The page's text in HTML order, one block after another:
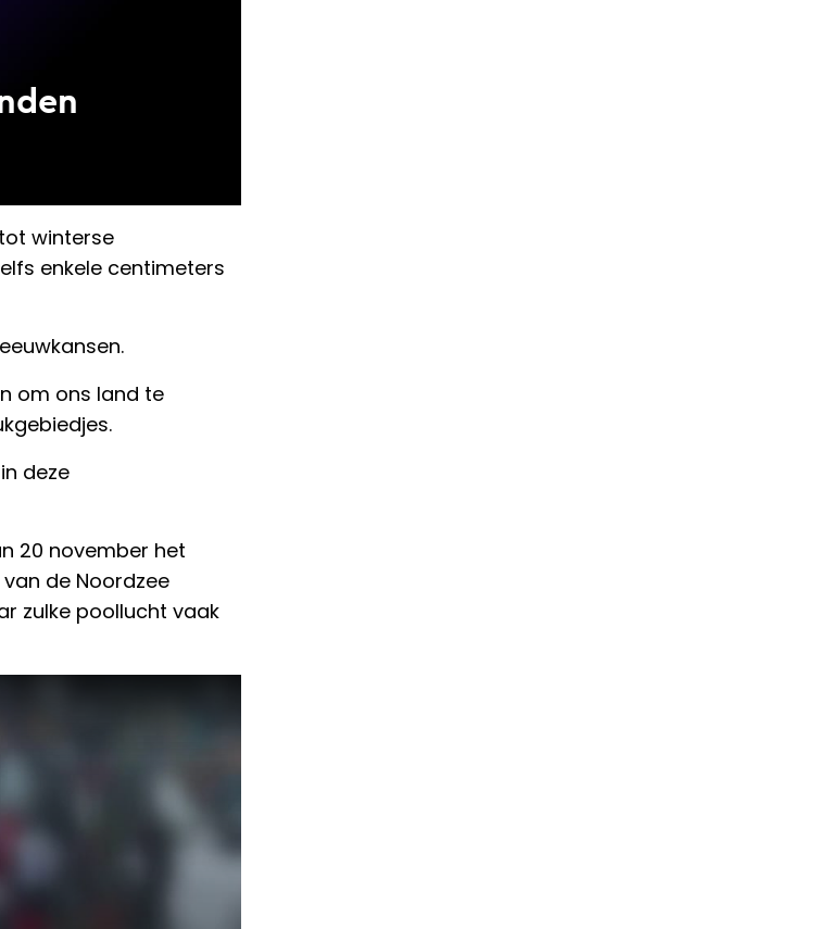
winterse
enkele centimeters
om ons land te
deze
20 november het
de Noordzee
zulke poollucht vaak